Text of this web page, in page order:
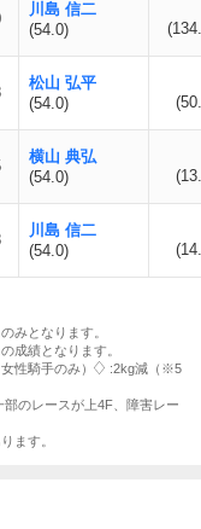
川島 信二
(54.0)
松山 弘平
(54.0)
横山 典弘
(54.0)
川島 信二
(54.0)
みとなります。
成績となります。
性騎手のみ）
:2kg減（※5
のレースが上4F、障害レー
ます。